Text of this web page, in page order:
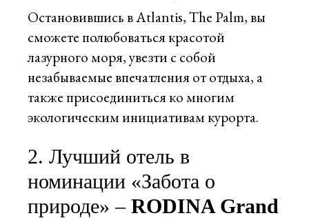
Остановившись в Atlantis, The Palm, вы
сможете полюбоваться красотой
лазурного моря, увезти с собой
незабываемые впечатления от отдыха, а
также приcоединиться ко многим
экологическим инициативам курорта.
2. Лучший отель в
номинации «Забота о
природе» –RODINA Grand